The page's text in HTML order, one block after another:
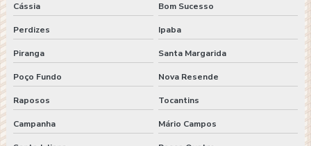
Cássia Bom Sucesso
Perdizes Ipaba
Piranga Santa Margarida
Poço Fundo Nova Resende
Raposos Tocantins
Campanha Mário Campos